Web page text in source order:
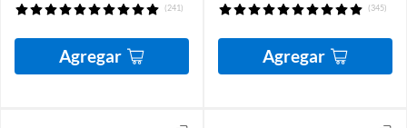
(241)
Agregar
(345)
Agregar